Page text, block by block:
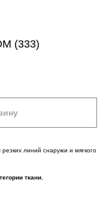
(333)
линий снаружи и мягкого
ткани.